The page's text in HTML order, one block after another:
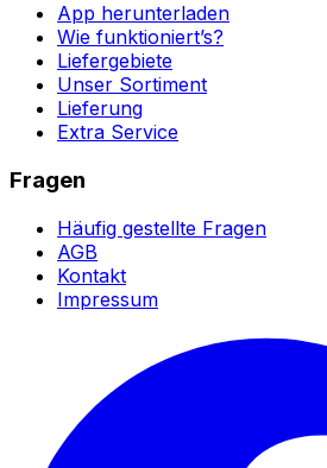
App herunterladen
Wie funktioniert’s?
Liefergebiete
Unser Sortiment
Lieferung
Extra Service
Fragen
Häufig gestellte Fragen
AGB
Kontakt
Impressum